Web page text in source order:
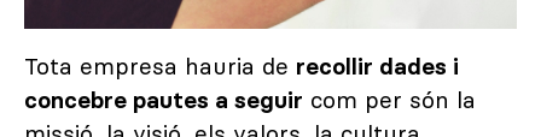
Tota empresa hauria de recollir dades i
concebre pautes a seguir com per són la